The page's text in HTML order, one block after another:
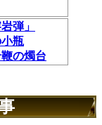
弾」
瓶
の燭台